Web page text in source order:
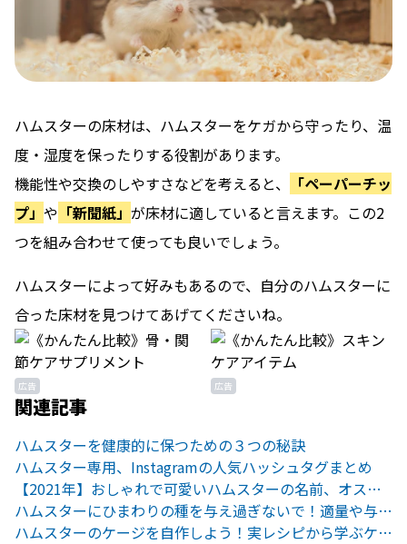
ハムスターの床材は、ハムスターをケガから守ったり、温
度・湿度を保ったりする役割があります。
機能性や交換のしやすさなどを考えると、
「ペーパーチッ
プ」 や 「新聞紙」 が床材に適していると言えます。この2
つを組み合わせて使っても良いでしょう。
ハムスターによって好みもあるので、自分のハムスターに
合った床材を見つけてあげてくださいね。
広告 広告
関連記事
ハムスターを健康的に保つための３つの秘訣
ハムスター専用、Instagramの人気ハッシュタグまとめ
【2021年】おしゃれで可愛いハムスターの名前、オススメ決定版！
ハムスターにひまわりの種を与え過ぎないで！適量や与え方をご紹介
ハムスターのケージを自作しよう！実レシピから学ぶケージ作り・続編